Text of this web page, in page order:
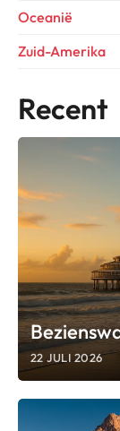
Oceanië
Zuid-Amerika
Recent
22 JULI 2026